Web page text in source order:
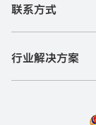
联系方式
行业解决方案